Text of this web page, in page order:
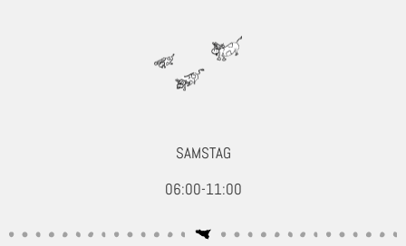
SAMSTAG
06:00-11:00